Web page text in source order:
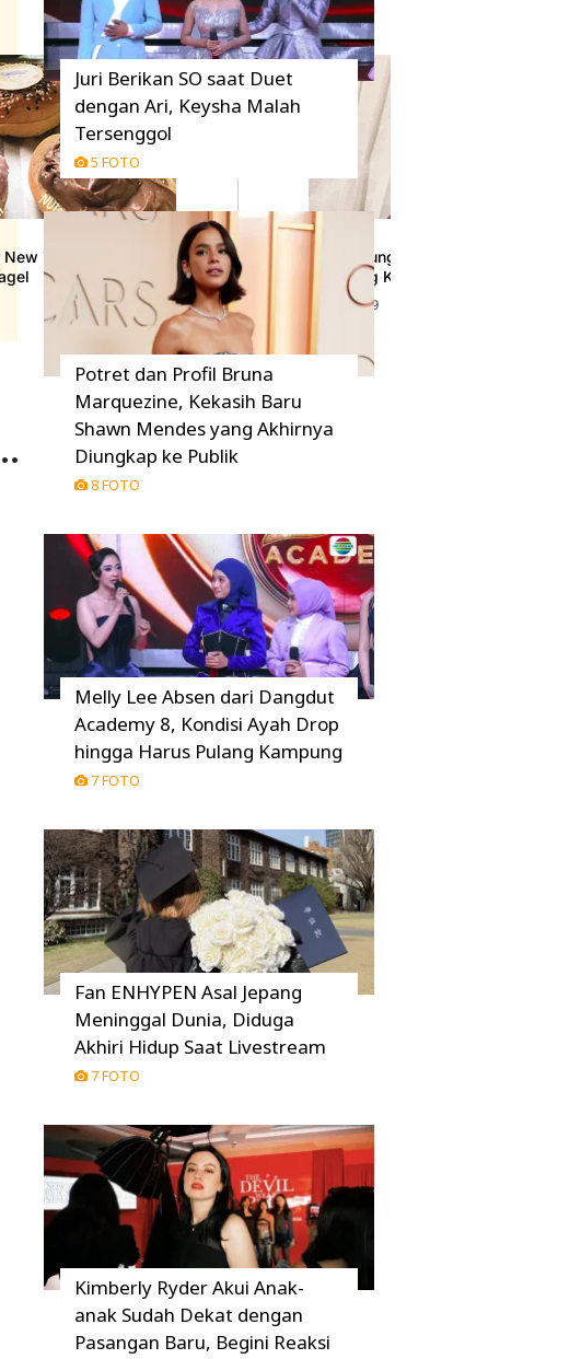
York di Malang, Bebas
8 Tahun Bernaung di YG Entertainment,
Tak Perpanjang Kontrak
31 Desember 2019
Juri Berikan SO saat Duet
dengan Ari, Keysha Malah
Tersenggol
5 FOTO
Potret dan Profil Bruna
Marquezine, Kekasih Baru
Shawn Mendes yang Akhirnya
Diungkap ke Publik
8 FOTO
Melly Lee Absen dari Dangdut
Academy 8, Kondisi Ayah Drop
hingga Harus Pulang Kampung
7 FOTO
Fan ENHYPEN Asal Jepang
Meninggal Dunia, Diduga
Akhiri Hidup Saat Livestream
7 FOTO
Kimberly Ryder Akui Anak-
anak Sudah Dekat dengan
Pasangan Baru, Begini Reaksi